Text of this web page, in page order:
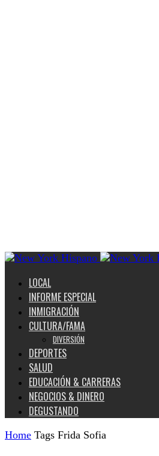
LOCAL
INFORME ESPECIAL
INMIGRACIÓN
CULTURA/FAMA
DIVERSIÓN
DEPORTES
SALUD
EDUCACIÓN & CARRERAS
NEGOCIOS & DINERO
DEGUSTANDO
Home Tags Frida Sofia